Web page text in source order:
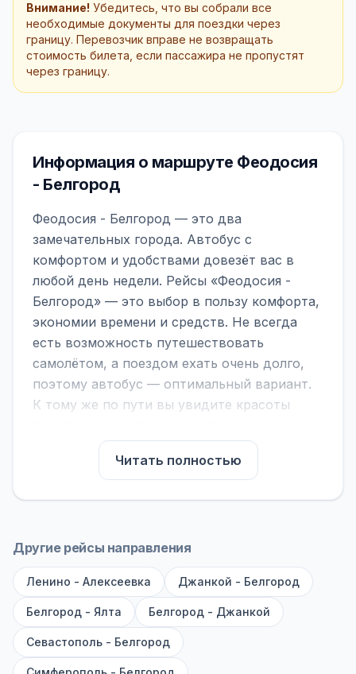
Внимание! Убедитесь, что вы собрали все
необходимые документы для поездки через
границу. Перевозчик вправе не возвращать
стоимость билета, если пассажира не пропустят
через границу.
Информация о маршруте Феодосия
- Белгород
Феодосия - Белгород — это два
замечательных города. Автобус с
комфортом и удобствами довезёт вас в
любой день недели. Рейсы «Феодосия -
Белгород» — это выбор в пользу комфорта,
экономии времени и средств. Не всегда
есть возможность путешествовать
самолётом, а поездом ехать очень долго,
поэтому автобус — оптимальный вариант.
К тому же по пути вы увидите красоты
На нашем сайте вы можете найти
расписание автобусов Феодосия -
Белгород, сравнить рейсы и выбрать
обратите внимание на микроавтобусы (8–18
большие автобусы (от 40 мест): у них лучше
подвеска и дорога ощущается меньше.
По маршруту предусмотрены остановки:
заправки с магазином, кафе и туалетом, а
Читать полностью
Другие рейсы направления
Ленино - Алексеевка Джанкой - Белгород
Белгород - Ялта Белгород - Джанкой
Севастополь - Белгород